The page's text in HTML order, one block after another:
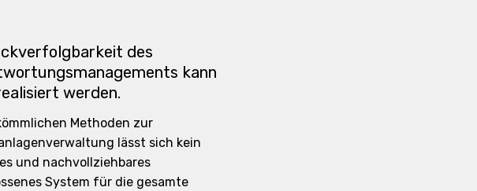
des
kann
werden.
Methoden zur
lässt sich kein
und nachvollziehbares
System für die gesamte